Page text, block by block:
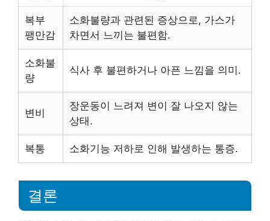
복부
팽만감
소화불량과 관련된 증상으로, 가스가
차면서 느끼는 불편함.
소화불
량
식사 후 불편하거나 아픈 느낌을 의미.
변비
장운동이 느려져 변이 잘 나오지 않는
상태.
복통 소화기능 저하로 인해 발생하는 통증.
결론